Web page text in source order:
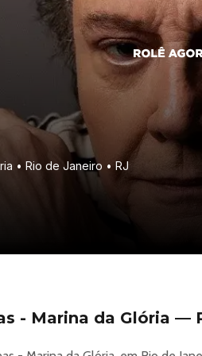
• Rio de Janeiro • RJ
- Marina da Glória —